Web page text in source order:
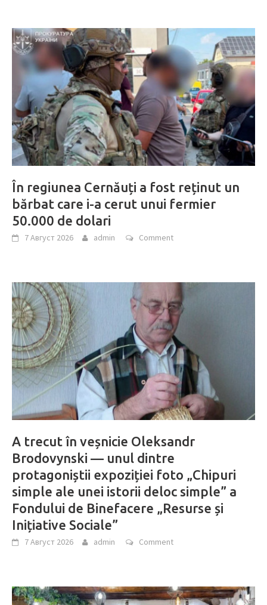
În regiunea Cernăuți a fost reținut un
bărbat care i-a cerut unui fermier
50.000 de dolari
7 Август 2026 admin Comment
A trecut în veșnicie Oleksandr
Brodovynski — unul dintre
protagoniștii expoziției foto „Chipuri
simple ale unei istorii deloc simple” a
Fondului de Binefacere „Resurse și
Inițiative Sociale”
7 Август 2026 admin Comment